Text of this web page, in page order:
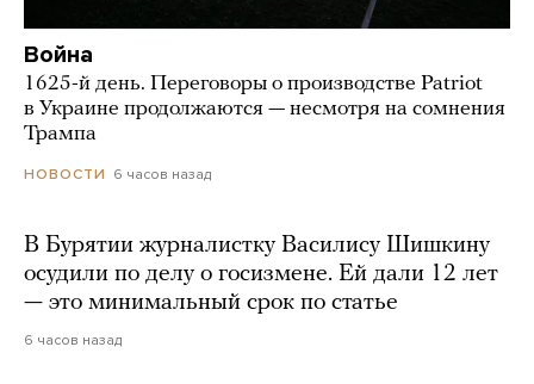
Война
1625-й день. Переговоры о производстве Patriot
в Украине продолжаются — несмотря на сомнения
Трампа
НОВОСТИ 6 часов назад
В Бурятии журналистку Василису Шишкину
осудили по делу о госизмене. Ей дали 12 лет
— это минимальный срок по статье
6 часов назад